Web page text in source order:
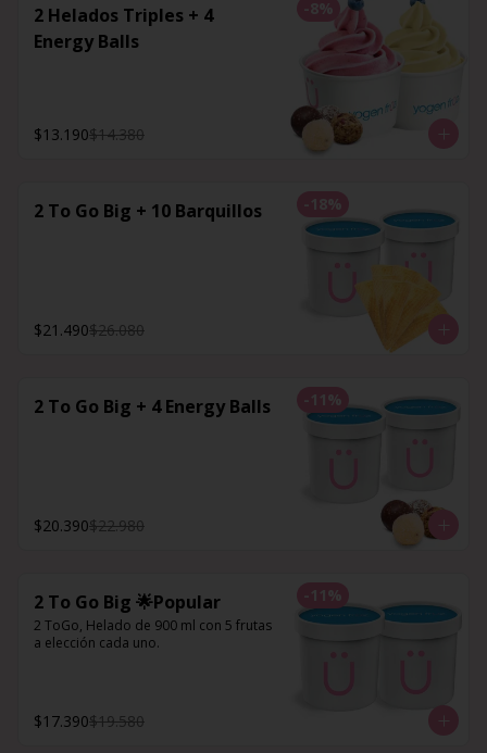
-8%
2 Helados Triples + 4
Energy Balls
$13.190$14.380
-18%
2 To Go Big + 10 Barquillos
$21.490$26.080
-11 %
2 To Go Big + 4 Energy Balls
$20.390$22.980
-11 %
2 To Go Big 🌟Popular
2 ToGo, Helado de 900 ml con 5 frutas
a elección cada uno.
$17.390$19.580